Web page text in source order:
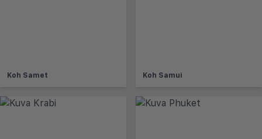
Koh Samet Koh Samui